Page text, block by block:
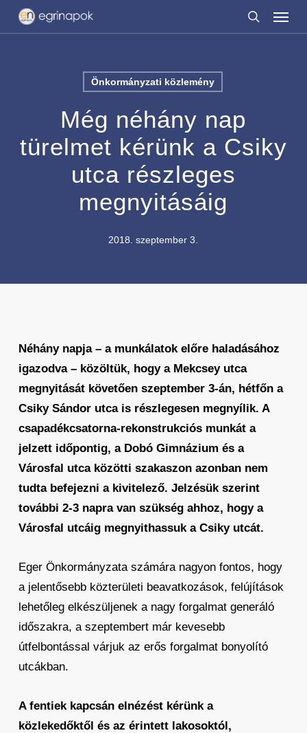
Skip
search
Menu
Önkormányzati közlemény
Még néhány nap
türelmet kérünk a Csiky
utca részleges
megnyitásáig
2018. szeptember 3.
Néhány napja – a munkálatok előre haladásához
igazodva – közöltük, hogy a Mekcsey utca
megnyitását követően szeptember 3-án, hétfőn a
Csiky Sándor utca is részlegesen megnyílik. A
csapadékcsatorna-rekonstrukciós munkát a
jelzett időpontig, a Dobó Gimnázium és a
Városfal utca közötti szakaszon azonban nem
tudta befejezni a kivitelező. Jelzésük szerint
további 2-3 napra van szükség ahhoz, hogy a
Városfal utcáig megnyithassuk a Csiky utcát.
Eger Önkormányzata számára nagyon fontos, hogy
a jelentősebb közterületi beavatkozások, felújítások
lehetőleg elkészüljenek a nagy forgalmat generáló
időszakra, a szeptembert már kevesebb
útfelbontással várjuk az erős forgalmat bonyolító
utcákban.
A fentiek kapcsán elnézést kérünk a
közlekedőktől és az érintett lakosoktól,